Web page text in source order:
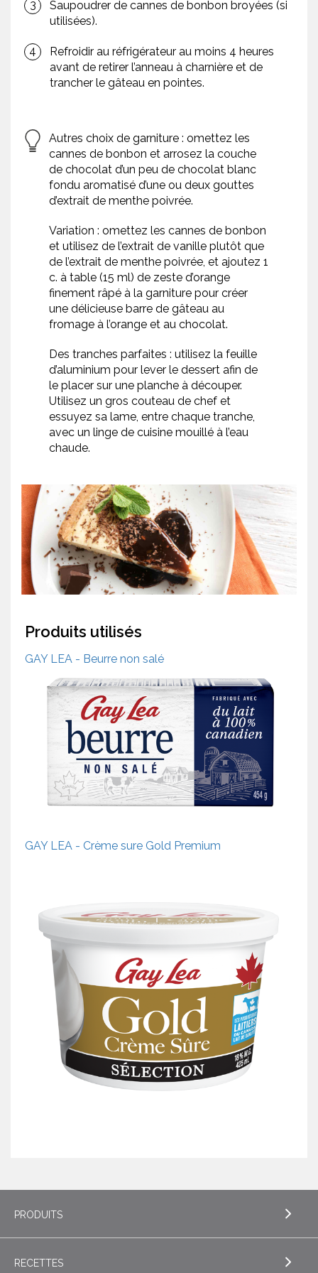
Saupoudrer de cannes de bonbon broyées (si
utilisées).
Refroidir au réfrigérateur au moins 4 heures
avant de retirer l’anneau à charnière et de
trancher le gâteau en pointes.
Autres choix de garniture : omettez les
cannes de bonbon et arrosez la couche
de chocolat d’un peu de chocolat blanc
fondu aromatisé d’une ou deux gouttes
d’extrait de menthe poivrée.
Variation : omettez les cannes de bonbon
et utilisez de l’extrait de vanille plutôt que
de l’extrait de menthe poivrée, et ajoutez 1
c. à table (15 ml) de zeste d’orange
finement râpé à la garniture pour créer
une délicieuse barre de gâteau au
fromage à l’orange et au chocolat.
Des tranches parfaites : utilisez la feuille
d’aluminium pour lever le dessert afin de
le placer sur une planche à découper.
Utilisez un gros couteau de chef et
essuyez sa lame, entre chaque tranche,
avec un linge de cuisine mouillé à l’eau
chaude.
Produits utilisés
GAY LEA - Beurre non salé
GAY LEA - Crème sure Gold Premium
PRODUITS
EXPLORE PRODUITS
RECETTES